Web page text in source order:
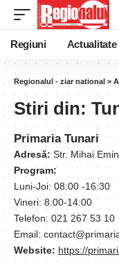
Regiuni Actualitate
Regionalul - ziar national >
Stiri din:
Primaria Tunari
Adresă: Str. Mihai
Program:
Luni-Joi: 08:00 -16:30
Vineri: 8:00-14:00
Telefon: 021 267 53 10
Email:
Website: https://